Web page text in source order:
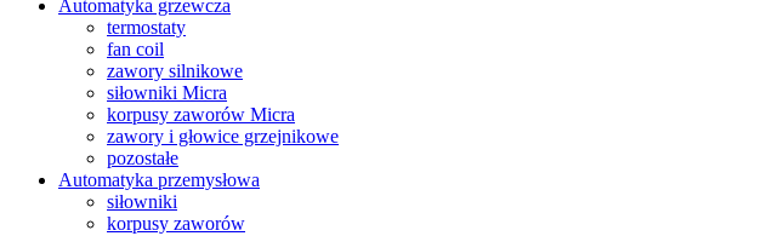
Automatyka grzewcza
termostaty
fan coil
zawory silnikowe
siłowniki Micra
korpusy zaworów Micra
zawory i głowice grzejnikowe
pozostałe
Automatyka przemysłowa
siłowniki
korpusy zaworów